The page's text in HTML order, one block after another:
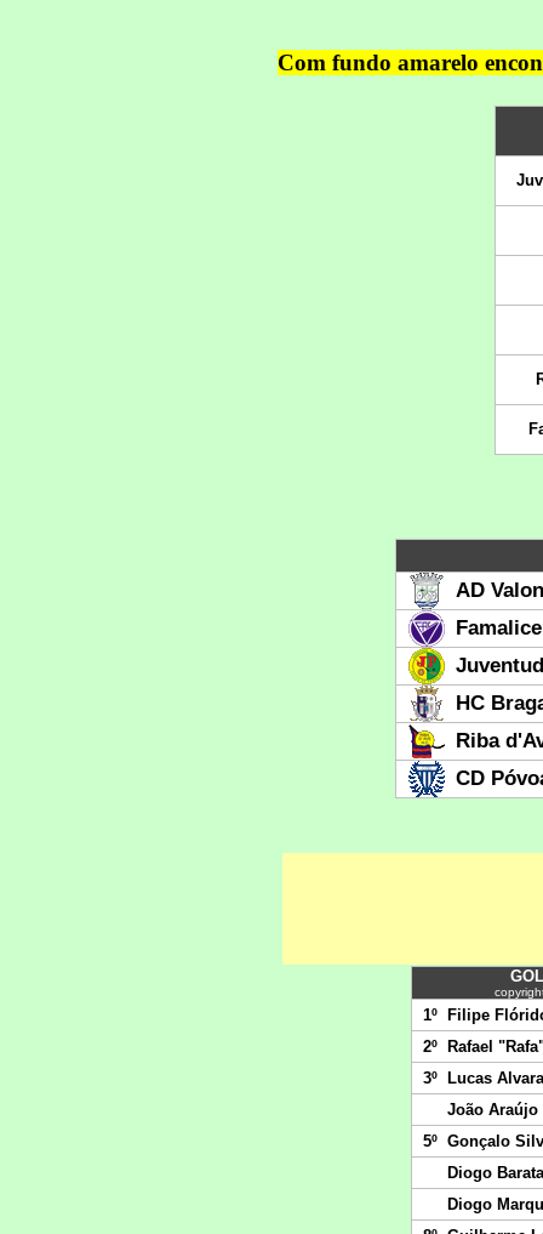
Com fundo amarelo